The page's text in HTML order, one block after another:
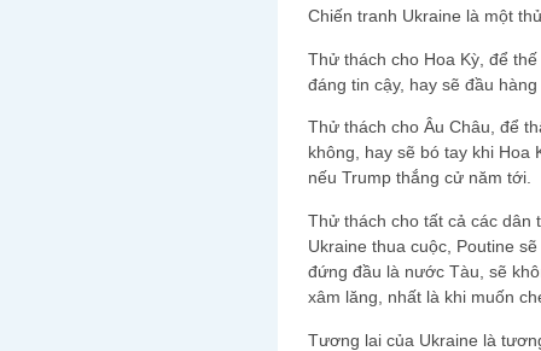
Chiến tranh Ukraine là một
Thử thách cho Hoa Kỳ, để
đáng tin cậy, hay sẽ đầu
Thử thách cho Âu Châu, để
không, hay sẽ bó tay khi Hoa
nếu Trump thắng cử năm tới.
Thử thách cho tất cả các dân
Ukraine thua cuộc, Poutine
đứng đầu là nước Tàu, sẽ
xâm lăng, nhất là khi muốn
Tương lai của Ukraine là